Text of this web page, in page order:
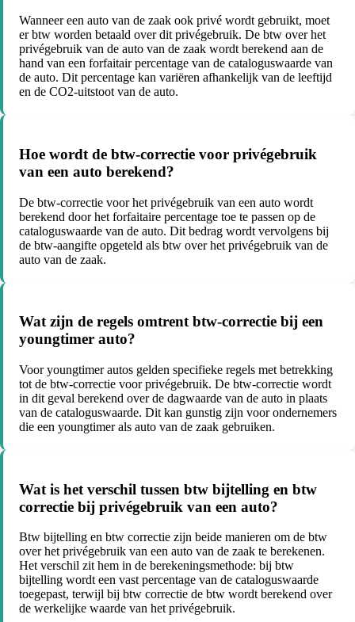
Wanneer een auto van de zaak ook privé wordt gebruikt, moet
er btw worden betaald over dit privégebruik. De btw over het
privégebruik van de auto van de zaak wordt berekend aan de
hand van een forfaitair percentage van de cataloguswaarde van
de auto. Dit percentage kan variëren afhankelijk van de leeftijd
en de CO2-uitstoot van de auto.
Hoe wordt de btw-correctie voor privégebruik
van een auto berekend?
De btw-correctie voor het privégebruik van een auto wordt
berekend door het forfaitaire percentage toe te passen op de
cataloguswaarde van de auto. Dit bedrag wordt vervolgens bij
de btw-aangifte opgeteld als btw over het privégebruik van de
auto van de zaak.
Wat zijn de regels omtrent btw-correctie bij een
youngtimer auto?
Voor youngtimer autos gelden specifieke regels met betrekking
tot de btw-correctie voor privégebruik. De btw-correctie wordt
in dit geval berekend over de dagwaarde van de auto in plaats
van de cataloguswaarde. Dit kan gunstig zijn voor ondernemers
die een youngtimer als auto van de zaak gebruiken.
Wat is het verschil tussen btw bijtelling en btw
correctie bij privégebruik van een auto?
Btw bijtelling en btw correctie zijn beide manieren om de btw
over het privégebruik van een auto van de zaak te berekenen.
Het verschil zit hem in de berekeningsmethode: bij btw
bijtelling wordt een vast percentage van de cataloguswaarde
toegepast, terwijl bij btw correctie de btw wordt berekend over
de werkelijke waarde van het privégebruik.